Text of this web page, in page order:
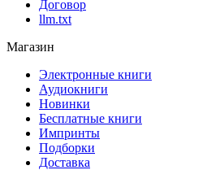
Договор
llm.txt
Магазин
Электронные книги
Аудиокниги
Новинки
Бесплатные книги
Импринты
Подборки
Доставка